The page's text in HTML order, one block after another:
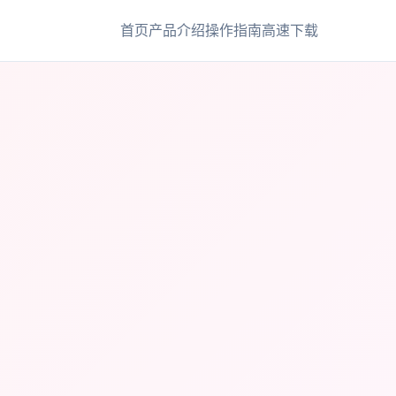
首页产品介绍操作指南高速下载